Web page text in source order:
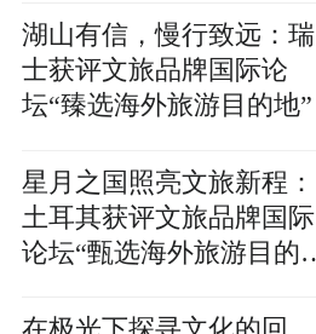
湖山有信，慢行致远：瑞
士获评文旅品牌国际论
坛“臻选海外旅游目的地”
星月之国照亮文旅新程：
土耳其获评文旅品牌国际
论坛“甄选海外旅游目的